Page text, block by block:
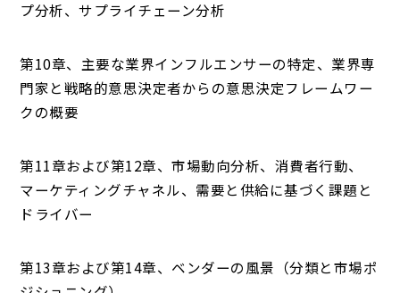
プ分析、サプライチェーン分析
第10章、主要な業界インフルエンサーの特定、業界専
門家と戦略的意思決定者からの意思決定フレームワー
クの概要
第11章および第12章、市場動向分析、消費者行動、
マーケティングチャネル、需要と供給に基づく課題と
ドライバー
第13章および第14章、ベンダーの風景（分類と市場ポ